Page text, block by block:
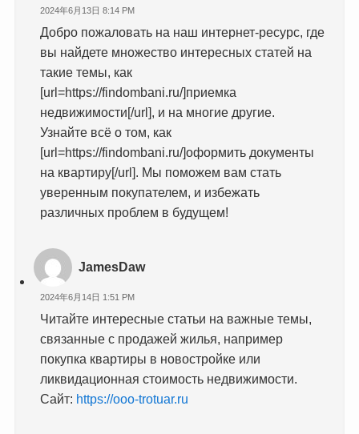
2024年6月13日 8:14 PM
Добро пожаловать на наш интернет-ресурс, где
вы найдете множество интересных статей на
такие темы, как
[url=https://findombani.ru/]приемка
недвижимости[/url], и на многие другие.
Узнайте всё о том, как
[url=https://findombani.ru/]оформить документы
на квартиру[/url]. Мы поможем вам стать
уверенным покупателем, и избежать
различных проблем в будущем!
JamesDaw
2024年6月14日 1:51 PM
Читайте интересные статьи на важные темы,
связанные с продажей жилья, например
покупка квартиры в новостройке или
ликвидационная стоимость недвижимости.
Сайт: https://ooo-trotuar.ru